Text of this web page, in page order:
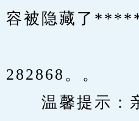
容被隐藏了
282868。。
温馨提示：亲